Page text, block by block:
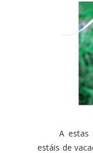
A estas
estáis de